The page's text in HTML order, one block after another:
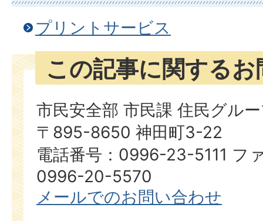
プリントサービス
この記事に関する
市民安全部 市民課 住民グル
〒895-8650 神田町3-22
電話番号：0996-23-5111 フ
0996-20-5570
メールでのお問い合わせ